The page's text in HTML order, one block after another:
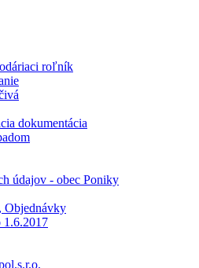
roľník
dokumentácia
údajov - obec Poniky
Objednávky
1.6.2017